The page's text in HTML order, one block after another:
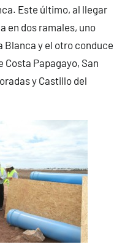
Este último, al llegar
en dos ramales, uno
Blanca y el otro conduce
Costa Papagayo, San
y Castillo del